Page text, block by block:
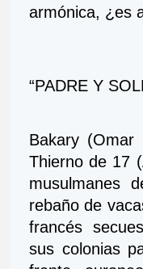
armónica, ¿es
“PADRE Y
Bakary
Thierno de 17
musulmanes
rebaño de
francés
sus colonias